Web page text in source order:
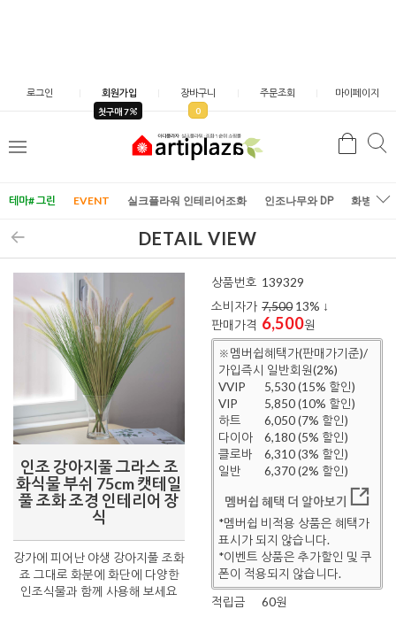
로그인 회원가입
첫구매 7
장바구니
0
주문조회 마이페이지
메
검
테마# 그린 EVENT 실크플라워 인테리어조화 인조나무와 DP 화병/화
DETAIL VIEW
인조 강아지풀 그라스 조
화식물 부쉬 75cm 캣테일
풀 조화 조경 인테리어 장
식
강가에 피어난 야생 강아지풀 조화
죠 그대로 화분에 화단에 다양한
인조식물과 함께 사용해 보세요
상품번호 139329
소비자가 7,500 13% ↓
판매가격 6,500원
※멤버쉽혜택가(판매가기준)/
가입즉시 일반회원(2%)
VVIP
5,530 (15% 할인)
VIP
5,850 (10% 할인)
하트
6,050 (7% 할인)
다이아
6,180 (5% 할인)
클로바
6,310 (3% 할인)
일반
6,370 (2% 할인)
멤버쉽 혜택 더 알아보기
*멤버쉽 비적용 상품은 혜택가
표시가 되지 않습니다.
*이벤트 상품은 추가할인 및 쿠
폰이 적용되지 않습니다.
적립금
60원